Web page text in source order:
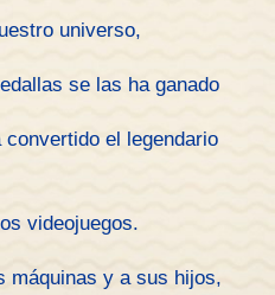
universo,
se las ha ganado
el legendario
videojuegos.
máquinas y a sus hijos,